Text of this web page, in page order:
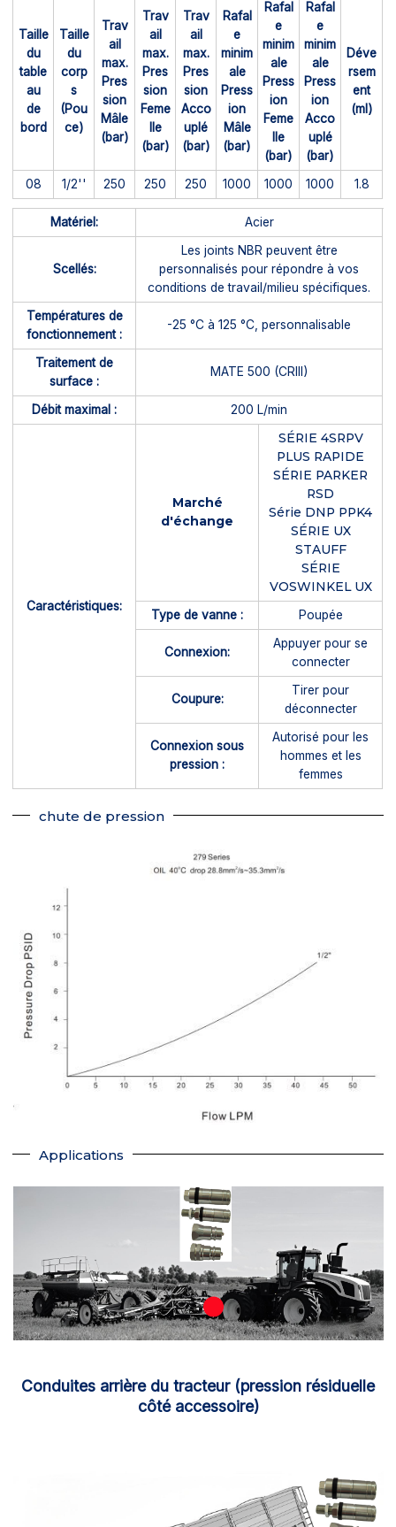
Taille
du
table
au
de
bord
Taille
du
corp
s
(Pou
ce)
Trav
ail
max.
Pres
sion
Mâle
(bar)
Trav
ail
max.
Pres
sion
Feme
lle
(bar)
Trav
ail
max.
Pres
sion
Acco
uplé
(bar)
Rafal
e
minim
ale
Press
ion
Mâle
(bar)
Rafal
e
minim
ale
Press
ion
Feme
lle
(bar)
Rafal
e
minim
ale
Press
ion
Acco
uplé
(bar)
Déve
rsem
ent
(ml)
08 1/2'' 250 250 250 1000 1000 1000 1.8
Matériel: Acier
Scellés:
Les joints NBR peuvent être
personnalisés pour répondre à vos
conditions de travail/milieu spécifiques.
Températures de
fonctionnement :
-25 °C à 125 °C, personnalisable
Traitement de
surface :
MATE 500 (CRIII)
Débit maximal : 200 L/min
Caractéristiques:
Marché
d'échange
SÉRIE 4SRPV
PLUS RAPIDE
SÉRIE PARKER
RSD
Série DNP PPK4
SÉRIE UX
STAUFF
SÉRIE
VOSWINKEL UX
Type de vanne :
Poupée
Connexion:
Appuyer pour se
connecter
Coupure:
Tirer pour
déconnecter
Connexion sous
pression :
Autorisé pour les
hommes et les
femmes
chute de pression
Applications
Conduites arrière du tracteur (pression résiduelle
côté accessoire)